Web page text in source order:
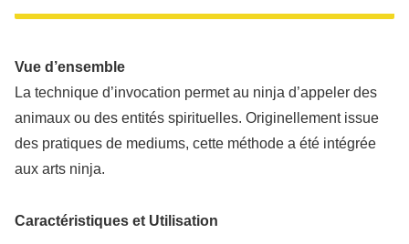
Vue d’ensemble
La technique d’invocation permet au ninja d’appeler des
animaux ou des entités spirituelles. Originellement issue
des pratiques de mediums, cette méthode a été intégrée
aux arts ninja.
Caractéristiques et Utilisation